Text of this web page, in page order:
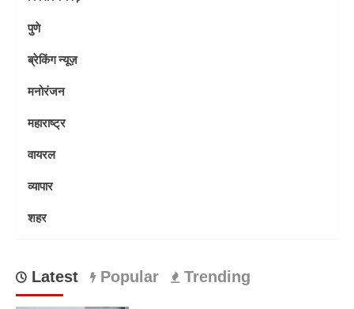
पुणे
ब्रेकिंग न्यूज़
मनोरंजन
महाराष्ट्र
वायरल
व्यापार
शहर
Latest Popular Trending